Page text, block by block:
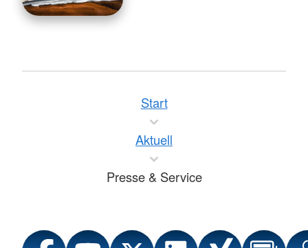
Start
Aktuell
Presse & Service